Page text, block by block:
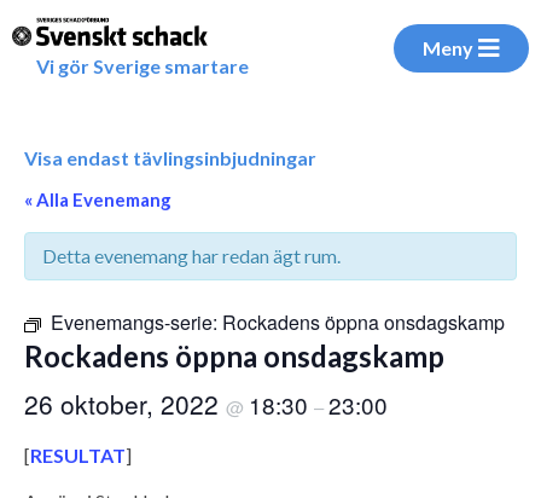
Vi gör Sverige smartare
Meny
Visa endast tävlingsinbjudningar
« Alla Evenemang
Detta evenemang har redan ägt rum.
Evenemangs-serie: Rockadens öppna onsdagskamp
Rockadens öppna onsdagskamp
26 oktober, 2022 @ 18:30 –23:00
[RESULTAT]